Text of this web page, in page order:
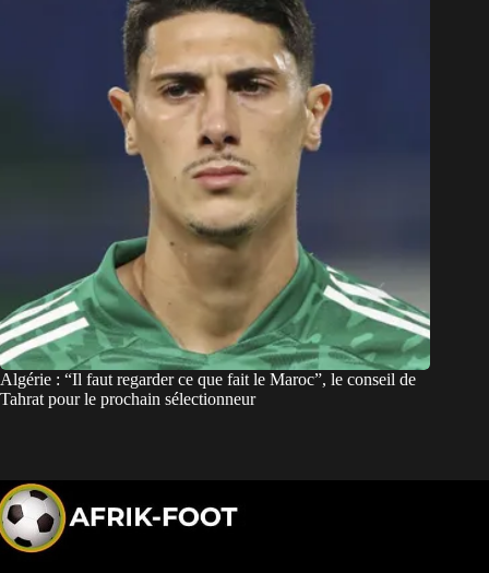
Algérie : “Il faut regarder ce que fait le Maroc”, le conseil de
Tahrat pour le prochain sélectionneur